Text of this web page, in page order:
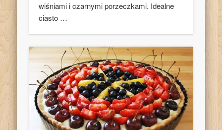
wiśniami i czarnymi porzeczkami. Idealne
ciasto …